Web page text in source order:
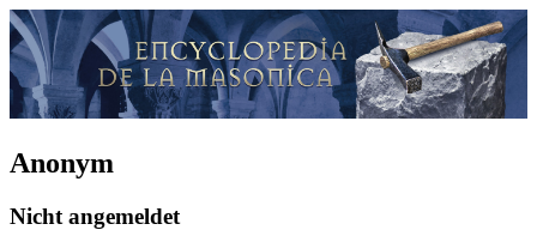
Anonym
Nicht angemeldet